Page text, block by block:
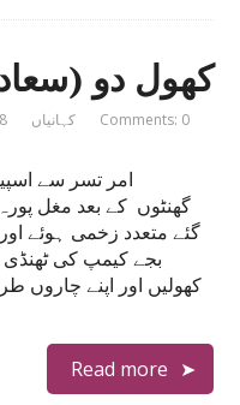
کھول دو
کہانیاں Comments: 0
امر تسر سے
گھنٹوں کے بعد مغل
گئے متعدد زخمی ہوئے
بجے کیمپ کی ٹھنڈی
کھولیں اور اپنے چاروں
Read more